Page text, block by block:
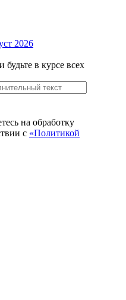
2026
в курсе всех
на обработку
с «Политикой